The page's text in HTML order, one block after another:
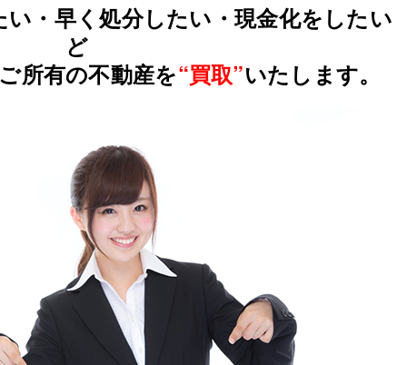
・ 早く処分したい・現金化をした
ど
所有の不動産を“買取”いたします。